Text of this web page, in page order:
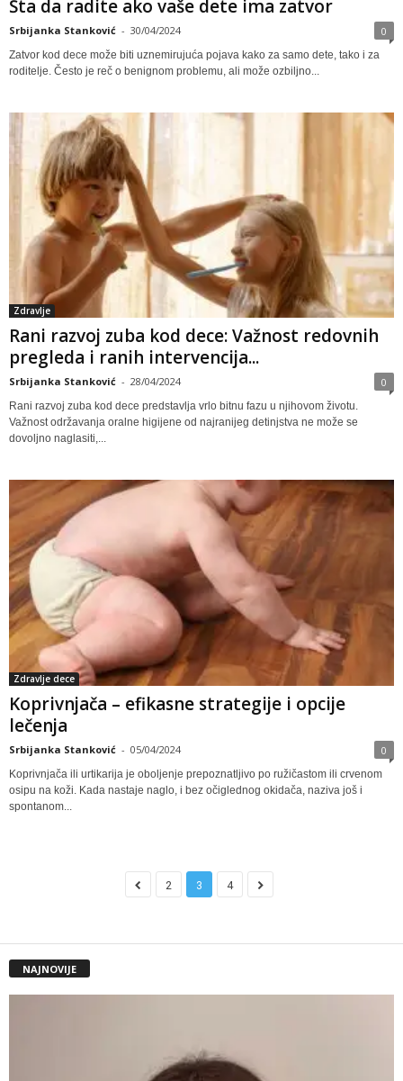
Šta da radite ako vaše dete ima zatvor
Srbijanka Stanković - 30/04/2024 0
Zatvor kod dece može biti uznemirujuća pojava kako za samo dete, tako i za
roditelje. Često je reč o benignom problemu, ali može ozbiljno...
Zdravlje
Rani razvoj zuba kod dece: Važnost redovnih
pregleda i ranih intervencija...
Srbijanka Stanković - 28/04/2024 0
Rani razvoj zuba kod dece predstavlja vrlo bitnu fazu u njihovom životu.
Važnost održavanja oralne higijene od najranijeg detinjstva ne može se
dovoljno naglasiti,...
Zdravlje dece
Koprivnjača – efikasne strategije i opcije
lečenja
Srbijanka Stanković - 05/04/2024 0
Koprivnjača ili urtikarija je oboljenje prepoznatljivo po ružičastom ili crvenom
osipu na koži. Kada nastaje naglo, i bez očiglednog okidača, naziva još i
spontanom...
2 3 4
NAJNOVIJE